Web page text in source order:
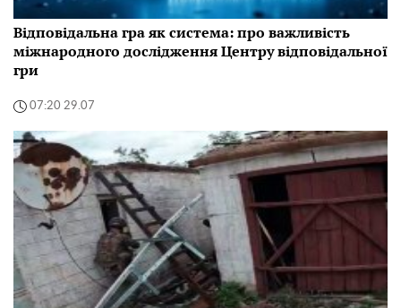
Відповідальна гра як система: про важливість
міжнародного дослідження Центру відповідальної
гри
07:20 29.07